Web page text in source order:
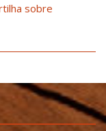
sobre